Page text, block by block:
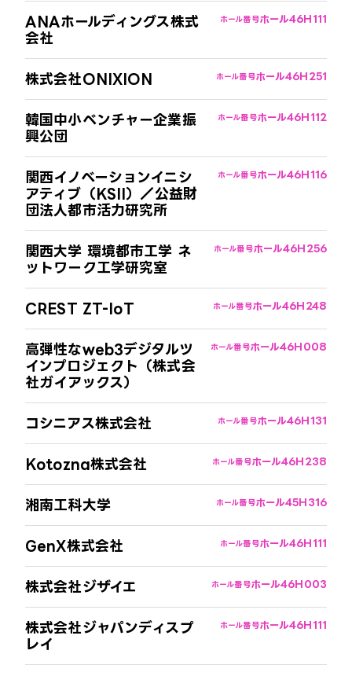
ANAホールディングス株式
会社
ホール番号ホール46H111
株式会社ONIXION ホール番号ホール46H251
韓国中小ベンチャー企業振
興公団
ホール番号ホール46H112
関西イノベーションイニシ
アティブ（KSII）／公益財
団法人都市活力研究所
ホール番号ホール46H116
関西大学 環境都市工学 ネ
ットワーク工学研究室
ホール番号ホール46H256
CREST ZT-IoT ホール番号ホール46H248
高弾性なweb3デジタルツ
インプロジェクト（株式会
社ガイアックス）
ホール番号ホール46H008
コシニアス株式会社 ホール番号ホール46H131
Kotozna株式会社 ホール番号ホール46H238
湘南工科大学 ホール番号ホール45H316
GenX株式会社 ホール番号ホール46H111
株式会社ジザイエ ホール番号ホール46H003
株式会社ジャパンディスプ
レイ
ホール番号ホール46H111